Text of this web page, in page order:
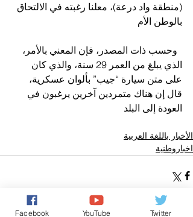
(منطقة واد درعة)، معلنا رغبته في الالتحاق
بالوطن الأم
  وحسب ذات المصدر، فإن المعني بالأمر،
الذي يبلغ من العمر 29 سنة، والذي كان
على متن سيارة “جيب” بألوان عسكرية،
قال إن هناك متمردين آخرين يرغبون في
العودة إلى البلد
الأخبار باللغة العربية
اخباروطنية
Facebook YouTube Twitter